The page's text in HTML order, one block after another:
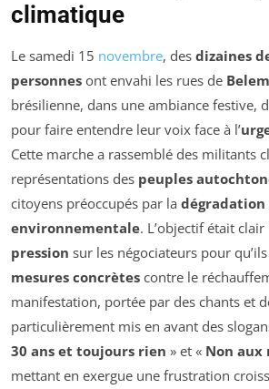
climatique
Le samedi 15 novembre, des dizaines
personnes ont envahi les rues de Belem
brésilienne, dans une ambiance festive,
pour faire entendre leur voix face à l’
Cette marche a rassemblé des militants
représentations des peuples
citoyens préoccupés par la dégradation
environnementale. L’objectif était clair
pression sur les négociateurs pour
mesures concrètes contre le
manifestation, portée par des chants et
particulièrement mis en avant des
30 ans et toujours rien » et « Non
mettant en exergue une frustration